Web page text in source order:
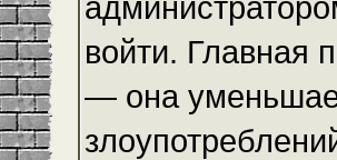
войти. Главная
— она